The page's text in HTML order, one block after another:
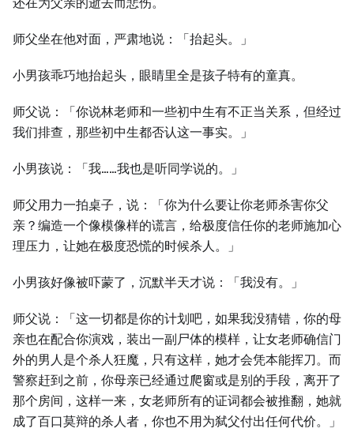
师父坐在他对面，严肃地说：「抬起头。」
小男孩乖巧地抬起头，眼睛里全是孩子特有的童真。
师父说：「你说林老师和一些初中生有不正当关系，但经过
我们排查，那些初中生都否认这一事实。」
小男孩说：「我……我也是听同学说的。」
师父用力一拍桌子，说：「你为什么要让你老师杀害你父
亲？编造一个像模像样的谎言，给极度信任你的老师施加心
理压力，让她在极度恐慌的时候杀人。」
小男孩好像被吓蒙了，沉默半天才说：「我没有。」
师父说：「这一切都是你的计划吧，如果我没猜错，你的母
亲也在配合你演戏，装出一副尸体的模样，让女老师确信门
外的男人是个杀人狂魔，只有这样，她才会凭本能挥刀。而
警察赶到之前，你母亲已经通过爬窗或是别的手段，离开了
那个房间，这样一来，女老师所有的证词都会被推翻，她就
成了百口莫辩的杀人者，你也不用为弑父付出任何代价。」